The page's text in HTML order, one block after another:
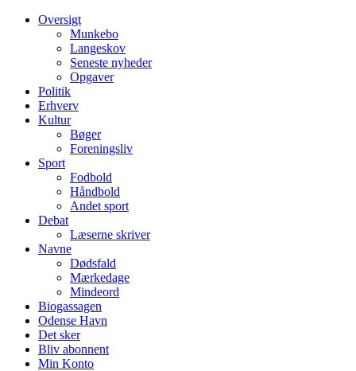
Oversigt
Munkebo
Langeskov
Seneste nyheder
Opgaver
Politik
Erhverv
Kultur
Bøger
Foreningsliv
Sport
Fodbold
Håndbold
Andet sport
Debat
Læserne skriver
Navne
Dødsfald
Mærkedage
Mindeord
Biogassagen
Odense Havn
Det sker
Bliv abonnent
Min Konto